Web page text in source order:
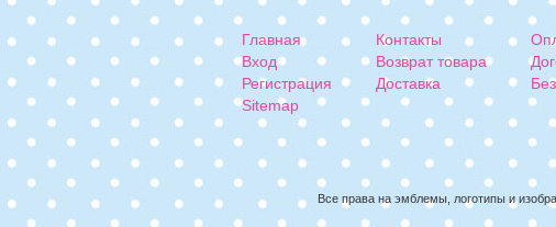
Главная
Вход
Регистрация
Sitemap
Контакты
Возврат товара
Доставка
Все права на эмблемы, логотипы и